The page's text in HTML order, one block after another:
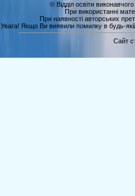
© Відділ освіти
При використанні
При наявності авторських
Увага! Якщо Ви виявили помилку в будь-якій
Сайт